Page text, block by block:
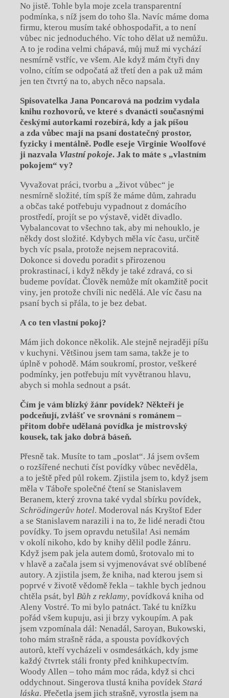
No jistě. Tohle byla moje zcela transparentní
podmínka, s níž jsem do toho šla. Navíc máme doma
firmu, kterou musím také obhospodařit, a to není
vůbec nic jednoduchého. Víc toho dělat už nemůžu.
A to je rodina velmi chápavá, můj muž mi vychází
nesmírně vstříc, ve všem. Ale když mám čtyři dny
volno, cítím se odpočatá až třetí den a pak už mám
jen ten čtvrtý na to, abych něco napsala.
Spisovatelka Jana Poncarová na podzim vydala
knihu rozhovorů, ve které s dvanácti současnými
českými autorkami rozebírá, kdy a jak píšou
a zda vůbec mají na psaní dostatečný prostor,
fyzicky i mentálně. Podle eseje Virginie Woolfové
ji nazvala Vlastní pokoje. Jak to máte s „vlastním
pokojem“ vy?
Vyvažovat práci, tvorbu a „život vůbec“ je
nesmírně složité, tím spíš že máme dům, zahradu
a občas také potřebuju vypadnout z domácího
prostředí, projít se po výstavě, vidět divadlo.
Vybalancovat to všechno tak, aby mi nehouklo, je
někdy dost složité. Kdybych měla víc času, určitě
bych víc psala, protože nejsem nepracovitá.
Dokonce si dovedu poradit s přirozenou
prokrastinací, i když někdy je také zdravá, co si
budeme povídat. Člověk nemůže mít okamžitě pocit
viny, jen protože chvíli nic nedělá. Ale víc času na
psaní bych si přála, to je bez debat.
A co ten vlastní pokoj?
Mám jich dokonce několik. Ale stejně nejraději píšu
v kuchyni. Většinou jsem tam sama, takže je to
úplně v pohodě. Mám soukromí, prostor, veškeré
podmínky, jen potřebuju mít vyvětranou hlavu,
abych si mohla sednout a psát.
Čím je vám blízký žánr povídek? Někteří je
podceňují, zvlášť ve srovnání s románem –
přitom dobře udělaná povídka je mistrovský
kousek, tak jako dobrá báseň.
Přesně tak. Musíte to tam „poslat“. Já jsem ovšem
o rozšířené nechuti číst povídky vůbec nevěděla,
a to ještě před půl rokem. Zjistila jsem to, když jsem
měla v Táboře společné čtení se Stanislavem
Beranem, který zrovna také vydal sbírku povídek,
Schrödingerův hotel. Moderoval nás Kryštof Eder
a se Stanislavem narazili i na to, že lidé neradi čtou
povídky. To jsem opravdu netušila! Asi nemám
v okolí nikoho, kdo by knihy dělil podle žánru.
Když jsem pak jela autem domů, šrotovalo mi to
v hlavě a začala jsem si vyjmenovávat své oblíbené
autory. A zjistila jsem, že kniha, nad kterou jsem si
poprvé v životě vědomě řekla – takhle bych jednou
chtěla psát, byl Bůh z reklamy, povídková kniha od
Aleny Vostré. To mi bylo patnáct. Také tu knížku
pořád všem kupuju, asi ji brzy vykoupím. A pak
jsem vzpomínala dál: Nenadál, Saroyan, Bukowski,
toho mám strašně ráda, a spousta povídkových
autorů, kteří vycházeli v osmdesátkách, kdy jsme
každý čtvrtek stáli fronty před knihkupectvím.
Woody Allen – toho mám moc ráda, když si chci
oddychnout. Singerova tlustá kniha povídek Stará
láska. Přečetla jsem jich strašně, vyrostla jsem na